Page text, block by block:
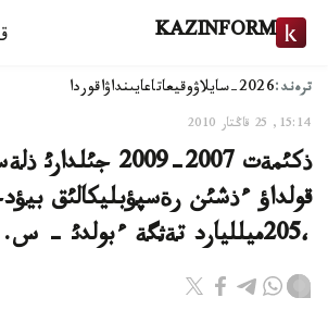
KAZINFORM
ترەند:2026-سايلاۋ وقيعاتاعايىنداۋاقوردا
15:14, 25 قاڭتار 2010
ذكئمةت 2007-2009
،205ميلليارد تةثگة ءبولدئ - س. نوكين